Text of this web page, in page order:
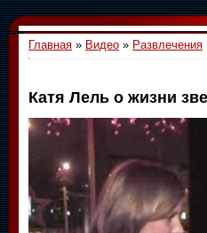
Главная » Видео » Развлечения
Катя Лель о жизни